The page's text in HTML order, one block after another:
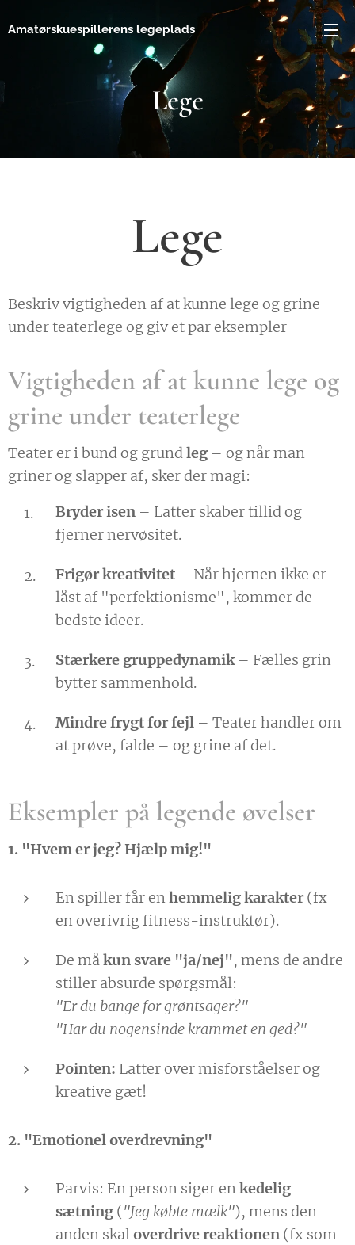
Amatørskuespillerens legeplads
Lege
Lege
Beskriv vigtigheden af at kunne lege og grine
under teaterlege og giv et par eksempler
Vigtigheden af at kunne lege og
grine under teaterlege
Teater er i bund og grundleg – og når man
griner og slapper af, sker der magi:
Bryder isen – Latter skaber tillid og
fjerner nervøsitet.
Frigør kreativitet – Når hjernen ikke er
låst af "perfektionisme", kommer de
bedste ideer.
Stærkere gruppedynamik– Fælles grin
bytter sammenhold.
Mindre frygt for fejl – Teater handler om
at prøve, falde – og grine af det.
Eksempler på legende øvelser
1. "Hvem er jeg? Hjælp mig!"
En spiller får enhemmelig karakter (fx
en overivrig fitness-instruktør).
De måkun svare "ja/nej", mens de andre
stiller absurde spørgsmål:
"Er du bange for grøntsager?"
"Har du nogensinde krammet en ged?"
Pointen: Latter over misforståelser og
kreative gæt!
2. "Emotionel overdrevning"
Parvis: En person siger enkedelig
sætning ("Jeg købte mælk"), mens den
anden skaloverdrive reaktionen (fx som